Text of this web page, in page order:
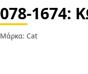
078-1674:
Μάρκα: Cat